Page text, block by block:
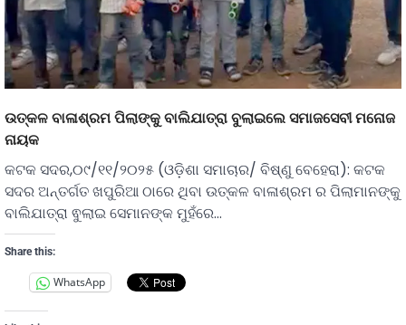
ଉତ୍କଳ ବାଳାଶ୍ରମ ପିଲାଙ୍କୁ ବାଲିଯାତ୍ରା ବୁଲାଇଲେ ସମାଜସେବୀ ମନୋଜ
ନାୟକ
କଟକ ସଦର,୦୯/୧୧/୨୦୨୫ (ଓଡ଼ିଶା ସମାଚାର/ ବିଷ୍ଣୁ ବେହେରା): କଟକ
ସଦର ଅନ୍ତର୍ଗତ ଖପୁରିଆ ଠାରେ ଥିବା ଉତ୍କଳ ବାଳାଶ୍ରମ ର ପିଲାମାନଙ୍କୁ
ବାଲିଯାତ୍ରା ଵୁଲାଇ ସେମାନଙ୍କ ମୁହଁରେ…
Share this:
WhatsApp